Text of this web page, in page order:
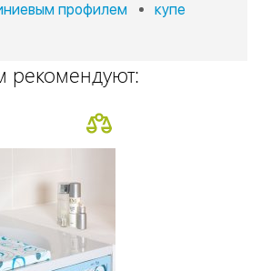
профилем
купе
рекомендуют: